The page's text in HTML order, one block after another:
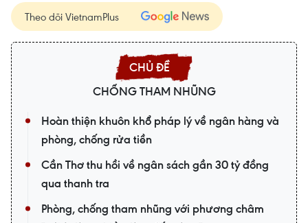
Theo dõi VietnamPlus
CHỐNG THAM NHŨNG
Hoàn thiện khuôn khổ pháp lý về ngân hàng và
phòng, chống rửa tiền
Cần Thơ thu hồi về ngân sách gần 30 tỷ đồng
qua thanh tra
Phòng, chống tham nhũng với phương châm